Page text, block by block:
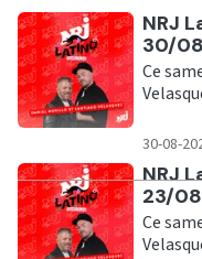
NRJ
30/
Ce
30-08-
NRJ
23/
Ce